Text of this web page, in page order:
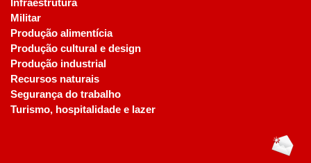
Infraestrutura
Militar
Produção alimentícia
Produção cultural e design
Produção industrial
Recursos naturais
Segurança do trabalho
Turismo, hospitalidade e lazer